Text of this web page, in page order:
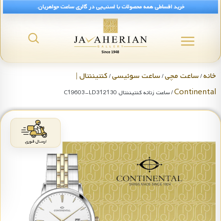
خرید اقساطی همه محصولات با اسنپ‌پی در گالری ساعت جواهریان.
خانه/ساعت مچی/ساعت سوئیسی/ کنتیننتال |
Continental/ ساعت زنانه کنتیننتال C19603-LD312130